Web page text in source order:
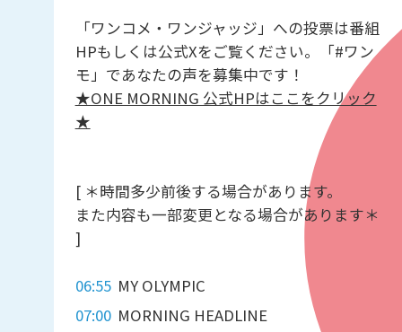
「ワンコメ・ワンジャッジ」への投票は番組
HPもしくは公式Xをご覧ください。「#ワン
モ」であなたの声を募集中です！
★ONE MORNING 公式HPはここをクリック
★
[ ＊時間多少前後する場合があります。
また内容も一部変更となる場合があります＊
]
06:55 MY OLYMPIC
07:00 MORNING HEADLINE